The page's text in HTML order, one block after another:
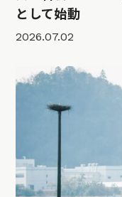
として始動
2026.07.02